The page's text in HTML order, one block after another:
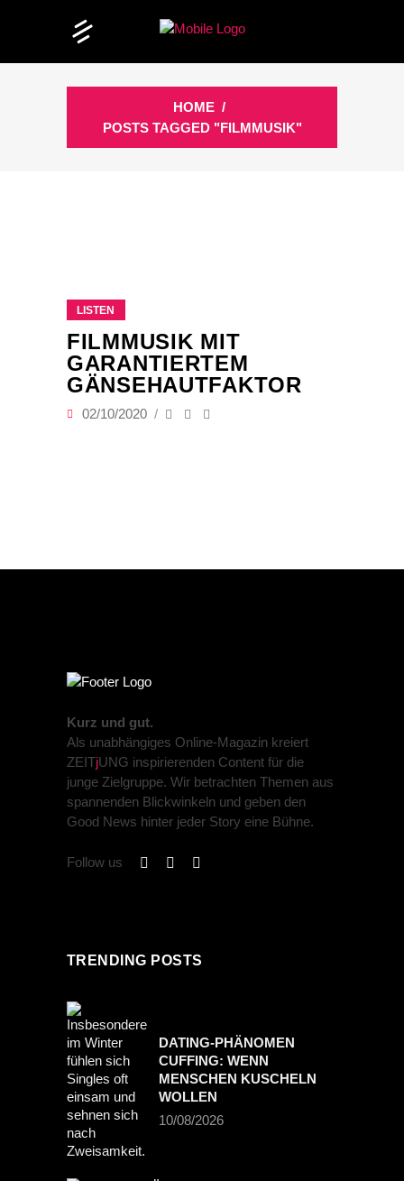
HOME /
POSTS TAGGED "FILMMUSIK"
LISTEN
FILMMUSIK MIT
GARANTIERTEM
GÄNSEHAUTFAKTOR
02/10/2020
Kurz und gut.
Als unabhängiges Online-Magazin kreiert
ZEITjUNG inspirierenden Content für die
junge Zielgruppe. Wir betrachten Themen aus
spannenden Blickwinkeln und geben den
Good News hinter jeder Story eine Bühne.
Follow us
TRENDING POSTS
DATING-PHÄNOMEN
CUFFING: WENN
MENSCHEN KUSCHELN
WOLLEN
10/08/2026